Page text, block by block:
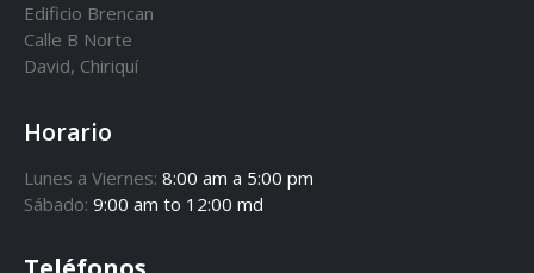
Edificio Brencan
Calle B Norte
David, Chiriquí
Horario
Lunes a Viernes: 8:00 am a 5:00 pm
Sábado: 9:00 am to 12:00 md